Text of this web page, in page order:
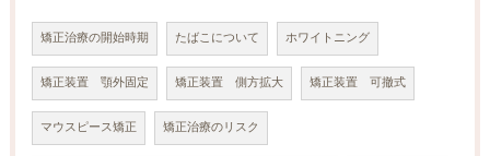
矯正治療の開始時期 たばこについて ホワイトニング
矯正装置 顎外固定 矯正装置 側方拡大 矯正装置 可撤式
マウスピース矯正 矯正治療のリスク